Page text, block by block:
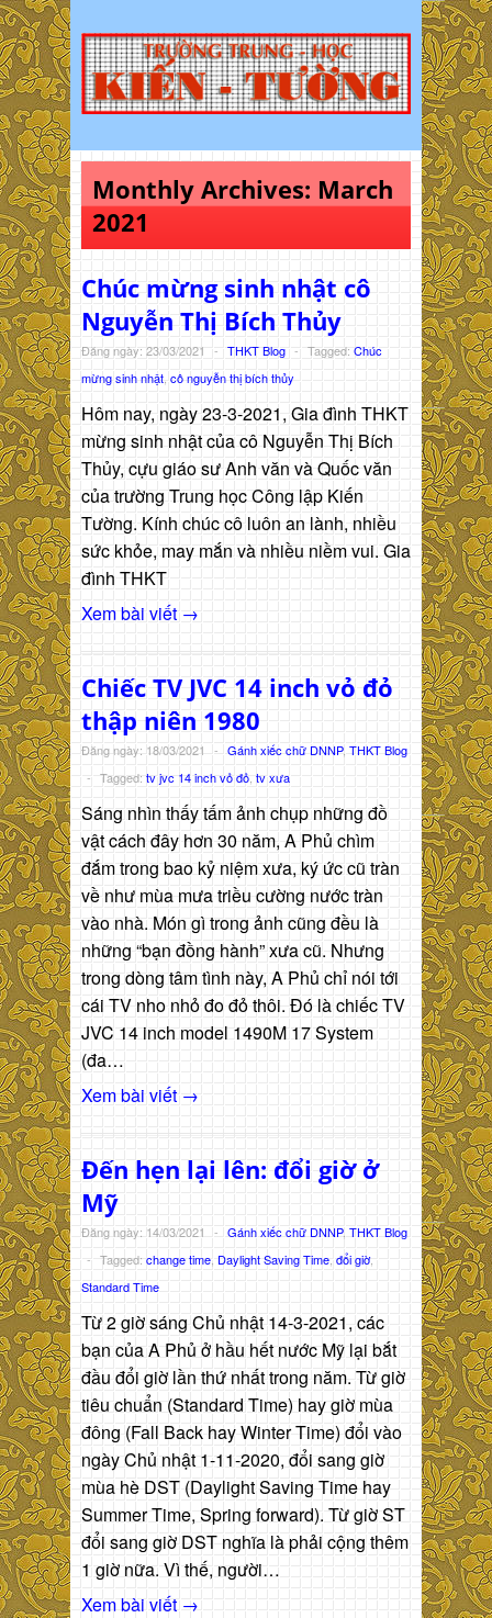
Monthly Archives: March
2021
Chúc mừng sinh nhật cô
Nguyễn Thị Bích Thủy
Đăng ngày: 23/03/2021 - THKT Blog - Tagged: Chúc
mừng sinh nhật cô nguyễn thị bích thủy
Hôm nay, ngày 23-3-2021, Gia đình THKT
mừng sinh nhật của cô Nguyễn Thị Bích
Thủy, cựu giáo sư Anh văn và Quốc văn
của trường Trung học Công lập Kiến
Tường. Kính chúc cô luôn an lành, nhiều
sức khỏe, may mắn và nhiều niềm vui. Gia
đình THKT
Xem bài viết →
Chiếc TV JVC 14 inch vỏ đỏ
thập niên 1980
Đăng ngày: 18/03/2021 - Gánh xiếc chữ DNNP, THKT Blog
- Tagged: tv jvc 14 inch vỏ đỏ tv xưa
Sáng nhìn thấy tấm ảnh chụp những đồ
vật cách đây hơn 30 năm, A Phủ chìm
đắm trong bao kỷ niệm xưa, ký ức cũ tràn
về như mùa mưa triều cường nước tràn
vào nhà. Món gì trong ảnh cũng đều là
những “bạn đồng hành” xưa cũ. Nhưng
trong dòng tâm tình này, A Phủ chỉ nói tới
cái TV nho nhỏ đo đỏ thôi. Đó là chiếc TV
JVC 14 inch model 1490M 17 System
(đa…
Xem bài viết →
Đến hẹn lại lên: đổi giờ ở
Mỹ
Đăng ngày: 14/03/2021 - Gánh xiếc chữ DNNP, THKT Blog
- Tagged:change time, Daylight Saving Time đổi giờ,
Standard Time
Từ 2 giờ sáng Chủ nhật 14-3-2021, các
bạn của A Phủ ở hầu hết nước Mỹ lại bắt
đầu đổi giờ lần thứ nhất trong năm. Từ giờ
tiêu chuẩn (Standard Time) hay giờ mùa
đông (Fall Back hay Winter Time) đổi vào
ngày Chủ nhật 1-11-2020, đổi sang giờ
mùa hè DST (Daylight Saving Time hay
Summer Time, Spring forward). Từ giờ ST
đổi sang giờ DST nghĩa là phải cộng thêm
1 giờ nữa. Vì thế, người…
Xem bài viết →